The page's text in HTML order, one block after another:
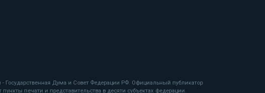
Государственная Дума и Совет Федерации РФ. Официальный публикатор
печати и представительства в десяти субъектах федерации.